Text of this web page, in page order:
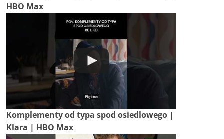
HBO Max
Komplementy od typa spod osiedlowego |
Klara | HBO Max